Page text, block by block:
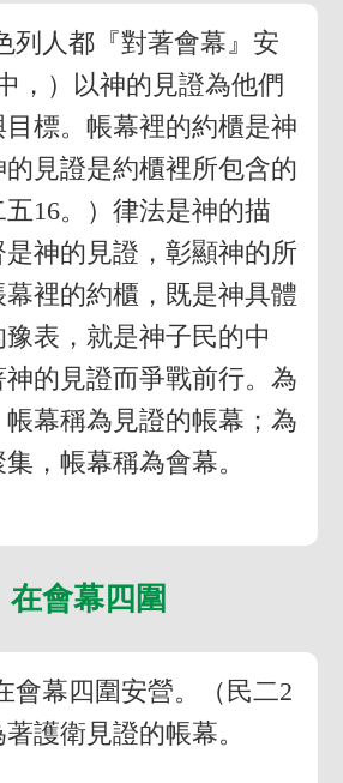
列人都『對著會幕』安
，）以神的見證為他們
標。帳幕裡的約櫃是神
見證是約櫃裡所包含的
16。）律法是神的描
神的見證，彰顯神的所
裡的約櫃，既是神具體
表，就是神子民的中
的見證而爭戰前行。為
幕稱為見證的帳幕；為
，帳幕稱為會幕。
會幕四圍
會幕四圍安營。（民二2
護衛見證的帳幕。